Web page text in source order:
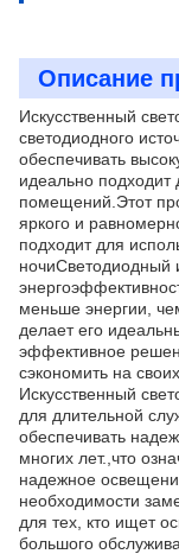
Описание
Искусственный
светодиодного
обеспечивать
идеально
помещений.Этот
яркого и
подходит для
ночиСветодиодный
меньше энергии,
делает его
эффективное
сэкономить на
Искусственный
для длительной
обеспечивать
многих лет.,что
надежное
необходимости
для тех, кто ищет
большого